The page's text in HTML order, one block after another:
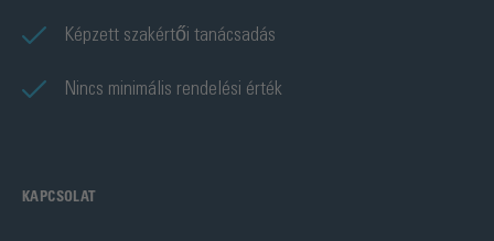
Képzett szakértői tanácsadás
Nincs minimális rendelési érték
KAPCSOLAT